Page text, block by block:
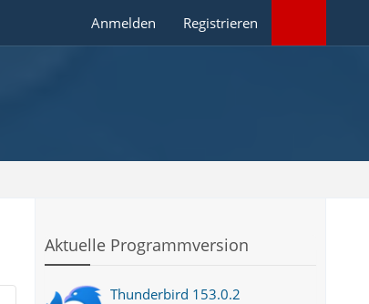
Anmelden Registrieren
Aktuelle Programmversion
Thunderbird 153.0.2